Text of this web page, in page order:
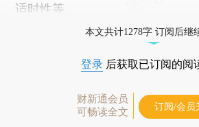
适时性等。
本文共计1278字 订阅后继
登录 后获取已订阅的阅
财新通会员
可畅读全文
订阅/会员